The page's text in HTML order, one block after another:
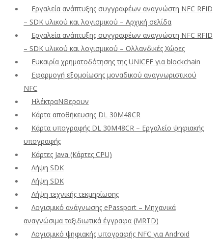
Εργαλεία ανάπτυξης συγγραφέων αναγνώστη NFC RFID
– SDK υλικού και λογισμικού – Αρχική σελίδα
Εργαλεία ανάπτυξης συγγραφέων αναγνώστη NFC RFID
– SDK υλικού και λογισμικού – Ολλανδικές Χώρες
Ευκαιρία χρηματοδότησης της UNICEF για blockchain
Εφαρμογή εξομοίωσης μοναδικού αναγνωριστικού
NFC
ΗλέκτραΝΘερουν
Κάρτα αποθήκευσης DL 30M48CR
Κάρτα υπογραφής DL 30M48CR – Εργαλείο ψηφιακής
υπογραφής
Κάρτες Java (Κάρτες CPU)
Λήψη SDK
Λήψη SDK
Λήψη τεχνικής τεκμηρίωσης
Λογισμικό ανάγνωσης ePassport – Μηχανικά
αναγνώσιμα ταξιδιωτικά έγγραφα (MRTD)
Λογισμικό ψηφιακής υπογραφής NFC για Android